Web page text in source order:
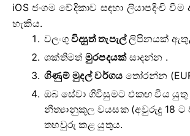
iOS ජංගම වේදිකාව සඳහා ලියාපදිංචි
හැකිය.
වලංගුවිද්‍යුත් තැපැල්ලිපිනයක්
ශක්තිමත් මුරපදයක්සාදන්න .
ගිණුම් මුදල් වර්ගය තෝරන්න
ඔබ සේවා ගිවිසුමට එකඟ විය යුතු
නීත්‍යානුකූල වයසක (අවුරුදු 18 ට
තහවුරු කළ යුතුය.